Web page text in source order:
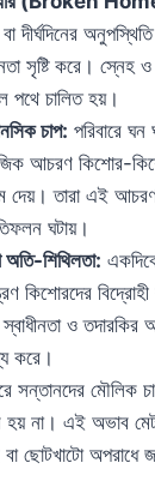
বা দীর্ঘদিনের
সৃষ্টি করে। স্নেহ
পথে চালিত হয়।
চাপ: পরিবারে
আচরণ কিশোর-
দেয়। তারা এই
ঘটায়।
অতি-শিথিলতা:
কিশোরদের
ও তদারকির
করে।
সন্তানদের মৌলিক
হয় না। এই অভাব
ছোটখাটো অপরাধে